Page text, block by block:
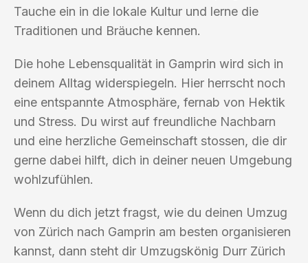
Tauche ein in die lokale Kultur und lerne die
Traditionen und Bräuche kennen.
Die hohe Lebensqualität in Gamprin wird sich in
deinem Alltag widerspiegeln. Hier herrscht noch
eine entspannte Atmosphäre, fernab von Hektik
und Stress. Du wirst auf freundliche Nachbarn
und eine herzliche Gemeinschaft stossen, die dir
gerne dabei hilft, dich in deiner neuen Umgebung
wohlzufühlen.
Wenn du dich jetzt fragst, wie du deinen Umzug
von Zürich nach Gamprin am besten organisieren
kannst, dann steht dir Umzugskönig Durr Zürich